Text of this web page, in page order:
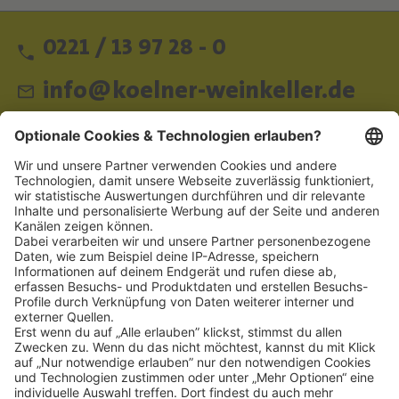
0221 / 13 97 28 - 0
info@koelner-weinkeller.de
Schnellzugriff
ZAHLUNGSMETHODEN
SOCIAL
NEWSLETTER
BESUCHEN SIE UNS